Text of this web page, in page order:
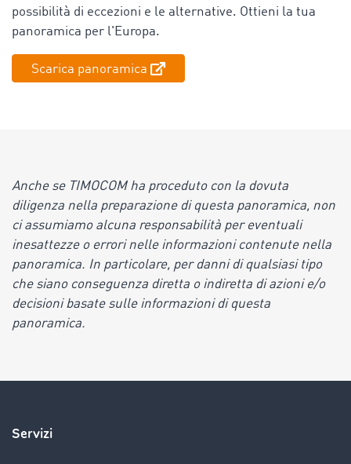
possibilità di eccezioni e le alternative. Ottieni la tua
panoramica per l'Europa.
Scarica panoramica
Anche se TIMOCOM ha proceduto con la dovuta
diligenza nella preparazione di questa panoramica, non
ci assumiamo alcuna responsabilità per eventuali
inesattezze o errori nelle informazioni contenute nella
panoramica. In particolare, per danni di qualsiasi tipo
che siano conseguenza diretta o indiretta di azioni e/o
decisioni basate sulle informazioni di questa
panoramica.
Servizi